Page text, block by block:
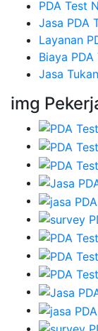
PDA Test
Jasa PDA
Layanan
Biaya
Jasa
img